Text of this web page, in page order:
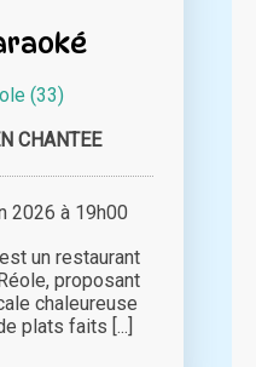
(33)
CHANTEE
2026 à 19h00
un restaurant
proposant
chaleureuse
plats faits [...]